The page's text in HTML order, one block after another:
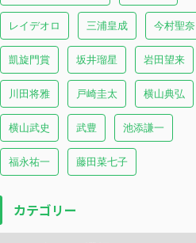
レイデオロ 三浦皇成 今村聖奈
凱旋門賞 坂井瑠星 岩田望来
川田将雅 戸崎圭太 横山典弘
横山武史 武豊 池添謙一
福永祐一 藤田菜七子
カテゴリー